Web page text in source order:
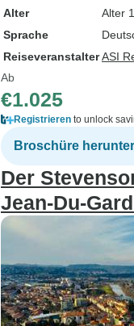
Alter
Alter
Sprache
ReiseveranstalterASI
Ab
€1.025
Registrieren to unlock
Broschüre
Der
Jean-Du-